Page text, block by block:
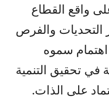
واقع القطاع
التحديات والفرص
سموه
في تحقيق التنمية
على الذات.